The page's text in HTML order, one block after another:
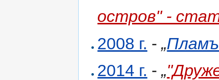
остров" -
2008 г. -„
2014 г. -„